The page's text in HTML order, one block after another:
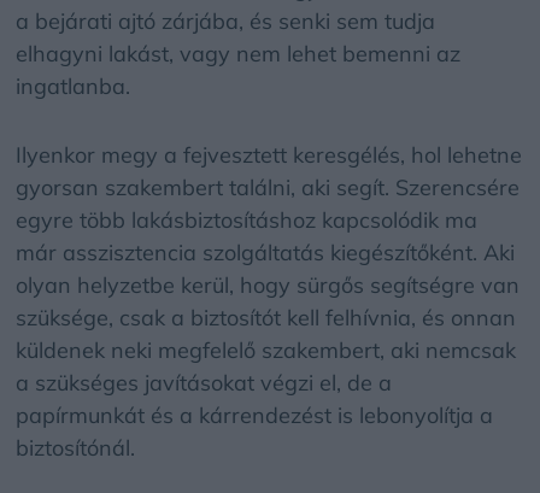
a bejárati ajtó zárjába, és senki sem tudja
elhagyni lakást, vagy nem lehet bemenni az
ingatlanba.
Ilyenkor megy a fejvesztett keresgélés, hol lehetne
gyorsan szakembert találni, aki segít. Szerencsére
egyre több lakásbiztosításhoz kapcsolódik ma
már asszisztencia szolgáltatás kiegészítőként. Aki
olyan helyzetbe kerül, hogy sürgős segítségre van
szüksége, csak a biztosítót kell felhívnia, és onnan
küldenek neki megfelelő szakembert, aki nemcsak
a szükséges javításokat végzi el, de a
papírmunkát és a kárrendezést is lebonyolítja a
biztosítónál.